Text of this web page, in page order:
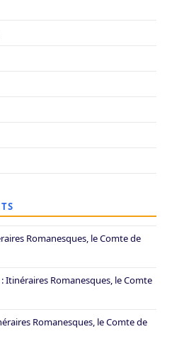
Romanesques, le Comte de
: Itinéraires Romanesques, le Comte
Romanesques, le Comte de